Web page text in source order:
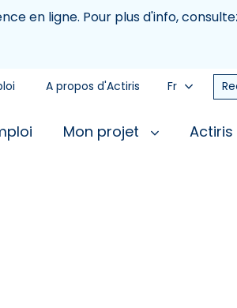
en ligne. Pour plus d'info,
A propos d'Actiris Fr
Mon projet Actiris